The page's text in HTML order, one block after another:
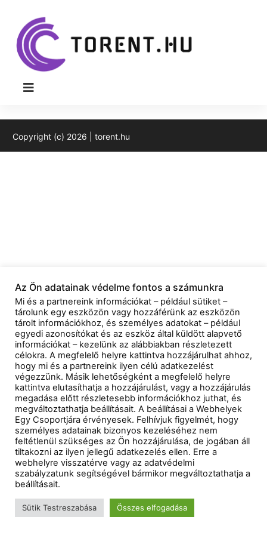
Torent cikk könyvtár
Copyright (c) 2026 | torent.hu
Az Ön adatainak védelme fontos a számunkra
Mi és a partnereink információkat – például sütiket –
tárolunk egy eszközön vagy hozzáférünk az eszközön
tárolt információkhoz, és személyes adatokat – például
egyedi azonosítókat és az eszköz által küldött alapvető
információkat – kezelünk az alábbiakban részletezett
célokra. A megfelelő helyre kattintva hozzájárulhat ahhoz,
hogy mi és a partnereink ilyen célú adatkezelést
végezzünk. Másik lehetőségként a megfelelő helyre
kattintva elutasíthatja a hozzájárulást, vagy a hozzájárulás
megadása előtt részletesebb információkhoz juthat, és
megváltoztathatja beállításait. A beállításai a Webhelyek
Egy Csoportjára érvényesek. Felhívjuk figyelmét, hogy
személyes adatainak bizonyos kezeléséhez nem
feltétlenül szükséges az Ön hozzájárulása, de jogában áll
tiltakozni az ilyen jellegű adatkezelés ellen. Erre a
webhelyre visszatérve vagy az adatvédelmi
szabályzatunk segítségével bármikor megváltoztathatja a
beállításait.
Sütik Testreszabása Összes elfogadása